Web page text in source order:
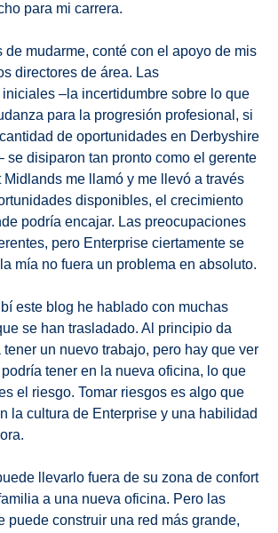
para mi carrera.
de mudarme, conté con el apoyo de mis
directores de área. Las
–la incertidumbre sobre lo que
para la progresión profesional, si
de oportunidades en Derbyshire
se disiparon tan pronto como el gerente
me llamó y me llevó a través
disponibles, el crecimiento
podría encajar. Las preocupaciones
pero Enterprise ciertamente se
mía no fuera un problema en absoluto.
este blog he hablado con muchas
se han trasladado. Al principio da
tener un nuevo trabajo, pero hay que ver
tener en la nueva oficina, lo que
el riesgo. Tomar riesgos es algo que
la cultura de Enterprise y una habilidad
llevarlo fuera de su zona de confort
a una nueva oficina. Pero las
puede construir una red más grande,